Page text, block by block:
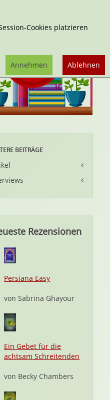
BEITRÄGE
Rezensionen
Persiana Easy
von Sabrina Ghayour
Ein Gebet für die
achtsam Schreitenden
von Becky Chambers
Cookies platzieren
Ablehnen
Annehmen